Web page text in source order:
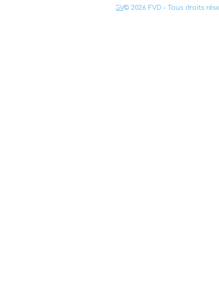
CGV© 2026 FVD - Tous droits